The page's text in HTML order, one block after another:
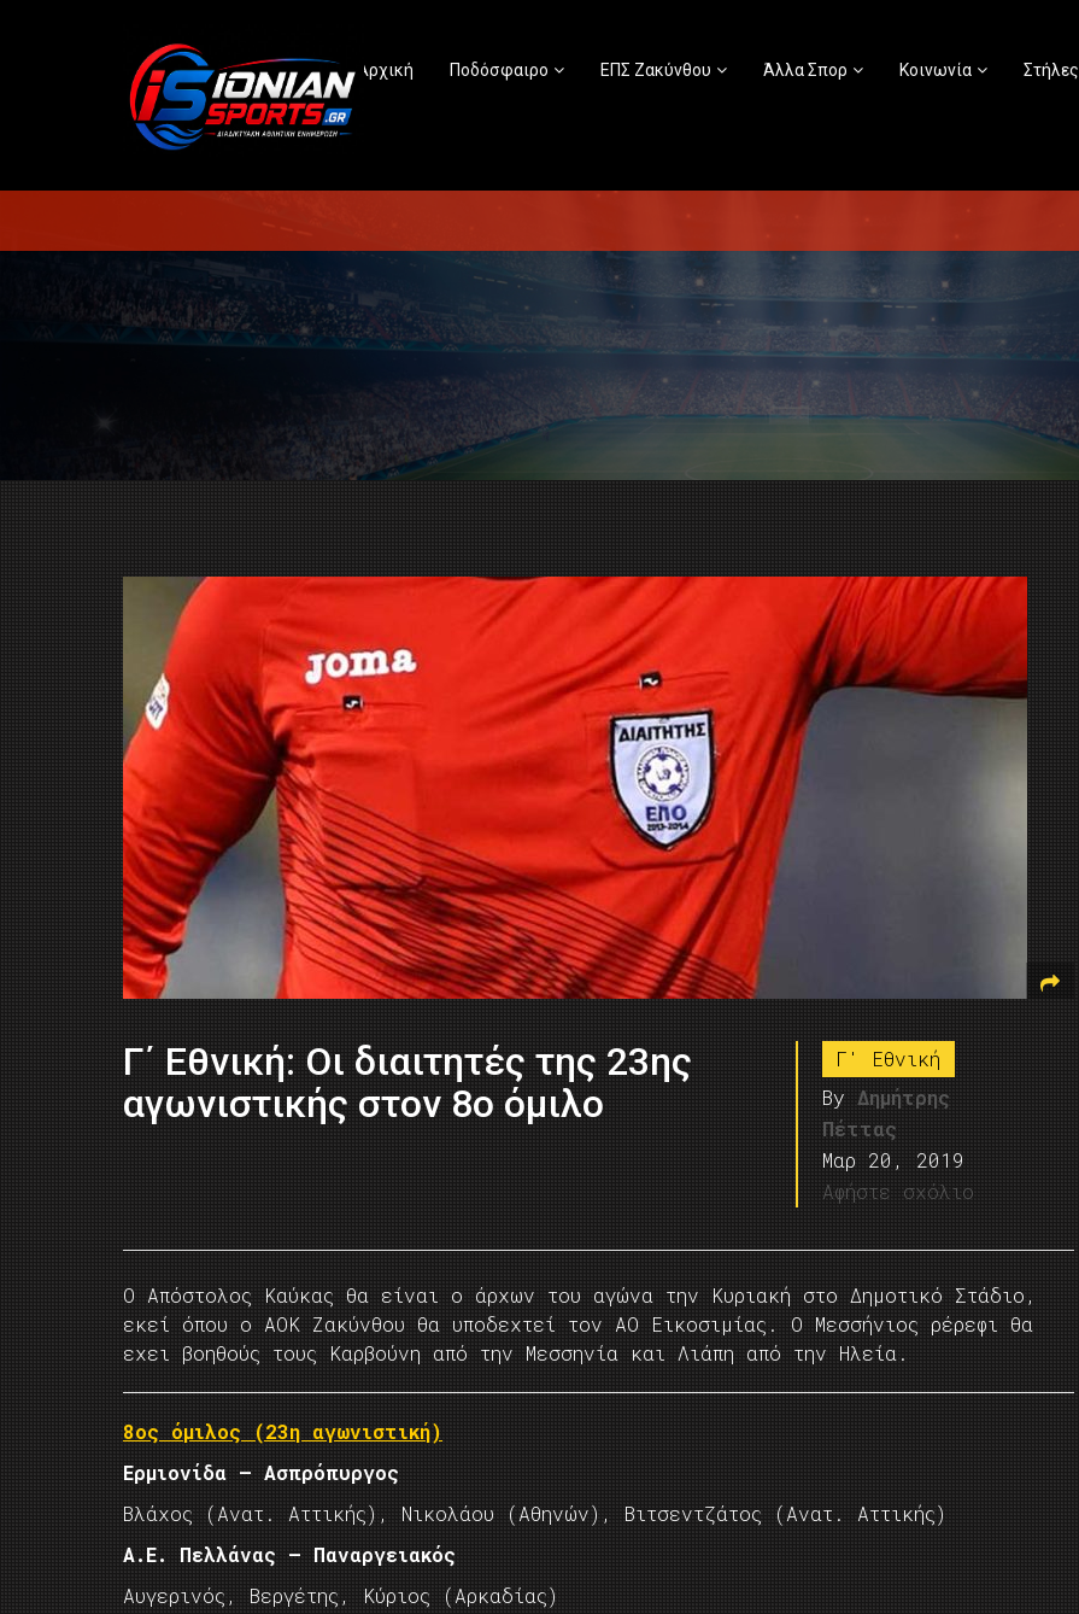
Αρχική Ποδόσφαιρο ΕΠΣ Ζακύνθου Άλλα Σπορ Κοινωνία Στήλες
Γ΄ Εθνική: Oι διαιτητές της 23ης
αγωνιστικής στον 8ο όμιλο
Γ' Εθνική
By Δημήτρης
Πέττας
Μαρ 20, 2019
Αφήστε σχόλιο
Ο Απόστολος Καύκας θα είναι ο άρχων του αγώνα την Κυριακή στο Δημοτικό Στάδιο,
εκεί όπου ο ΑΟΚ Ζακύνθου θα υποδεχτεί τον ΑΟ Εικοσιμίας. Ο Μεσσήνιος ρέρεφι θα
εχει βοηθούς τους Καρβούνη από την Μεσσηνία και Λιάπη από την Ηλεία.
8ος όμιλος (23η αγωνιστική)
Ερμιονίδα – Ασπρόπυργος
Βλάχος (Ανατ. Αττικής), Νικολάου (Αθηνών), Βιτσεντζάτος (Ανατ. Αττικής)
Α.Ε. Πελλάνας – Παναργειακός
Αυγερινός, Βεργέτης, Κύριος (Αρκαδίας)